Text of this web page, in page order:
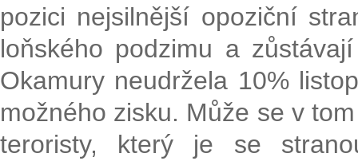
pozici nejsilnější opoziční
loňského podzimu a
Okamury neudržela 10%
možného zisku. Může se v
teroristy, který je se